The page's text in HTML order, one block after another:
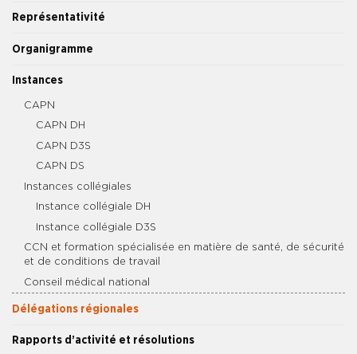
Représentativité
Organigramme
Instances
CAPN
CAPN DH
CAPN D3S
CAPN DS
Instances collégiales
Instance collégiale DH
Instance collégiale D3S
CCN et formation spécialisée en matière de santé, de sécurité
et de conditions de travail
Conseil médical national
Délégations régionales
Rapports d’activité et résolutions